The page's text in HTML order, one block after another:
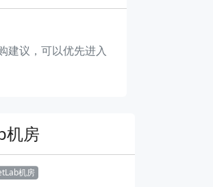
建议，可以优先进入
机房
机房